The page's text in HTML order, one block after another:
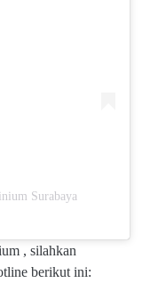
Surabaya
, silahkan
berikut ini: